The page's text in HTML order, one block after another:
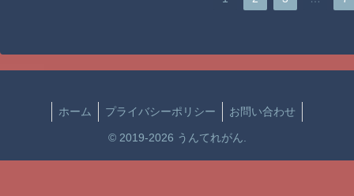
ホーム プライバシーポリシー お問い合わせ
© 2019-2026 うんてれがん.